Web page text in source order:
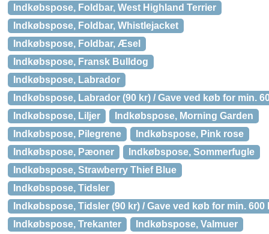
Indkøbspose, Foldbar, West Highland Terrier
Indkøbspose, Foldbar, Whistlejacket
Indkøbspose, Foldbar, Æsel
Indkøbspose, Fransk Bulldog
Indkøbspose, Labrador
Indkøbspose, Labrador (90 kr) / Gave ved køb for min.
Indkøbspose, Liljer
Indkøbspose, Morning Garden
Indkøbspose, Pilegrene
Indkøbspose, Pink rose
Indkøbspose, Pæoner
Indkøbspose, Sommerfugle
Indkøbspose, Strawberry Thief Blue
Indkøbspose, Tidsler
Indkøbspose, Tidsler (90 kr) / Gave ved køb for min. 600
Indkøbspose, Trekanter
Indkøbspose, Valmuer